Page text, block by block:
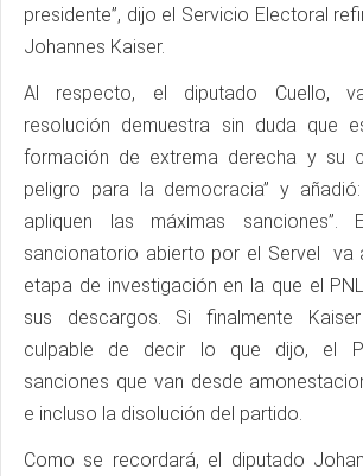
presidente”, dijo el Servicio Electoral
Johannes Kaiser.
Al respecto, el diputado Cuello,
resolución demuestra sin duda que
formación de extrema derecha y su
peligro para la democracia” y
apliquen las máximas sanciones”.
sancionatorio abierto por el Servel va
etapa de investigación en la que el
sus descargos. Si finalmente
culpable de decir lo que dijo, el
sanciones que van desde
e incluso la disolución del partido.
Como se recordará, el diputado